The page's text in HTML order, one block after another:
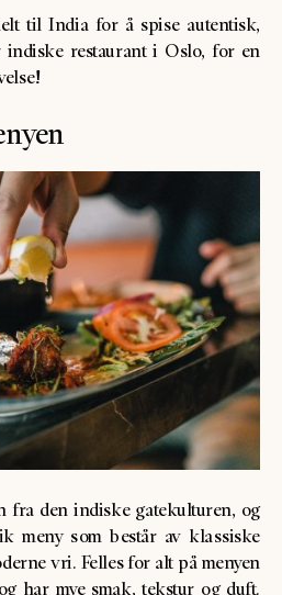
til India for å spise autentisk,
restaurant i Oslo, for en
fra den indiske gatekulturen, og
meny som består av klassiske
vri. Felles for alt på menyen
har mye smak, tekstur og duft.